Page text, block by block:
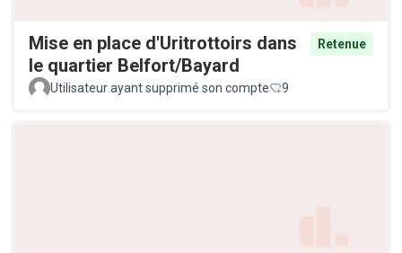
Mise en place d'Uritrottoirs dans
le quartier Belfort/Bayard
Retenue
Utilisateur ayant supprimé son compte 9